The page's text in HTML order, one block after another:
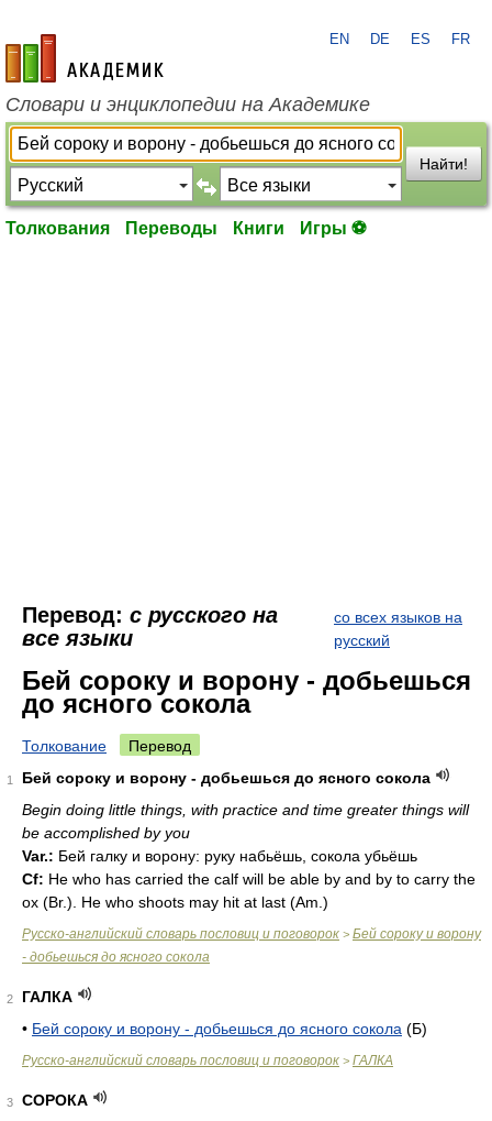
academic.ru
EN DE ES FR
Словари и энциклопедии на Академике
Найти!
Толкования Переводы Книги Игры ⚽
Перевод: с русского на
все языки
со всех языков на
русский
Бей сороку и ворону - добьешься
до ясного сокола
Толкование Перевод
1
Бей сороку и ворону - добьешься до ясного сокола
Begin doing little things, with practice and time greater things will
be accomplished by you
Var.: Бей галку и ворону: руку набьёшь, сокола убьёшь
Cf: Не who has carried the calf will be able by and by to carry the
ox (Br.). Не who shoots may hit at last (Am. )
Русско-английский словарь пословиц и поговорок > Бей сороку и ворону
- добьешься до ясного сокола
2
ГАЛКА
• Бей сороку и ворону - добьешься до ясного сокола (Б)
Русско-английский словарь пословиц и поговорок > ГАЛКА
3
СОРОКА